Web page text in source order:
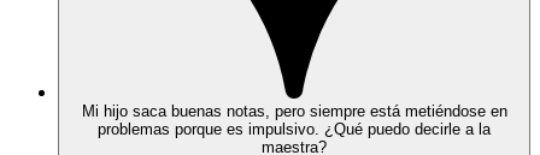
Mi hijo saca buenas notas, pero siempre está metiéndose en
problemas porque es impulsivo. ¿Qué puedo decirle a la
maestra?